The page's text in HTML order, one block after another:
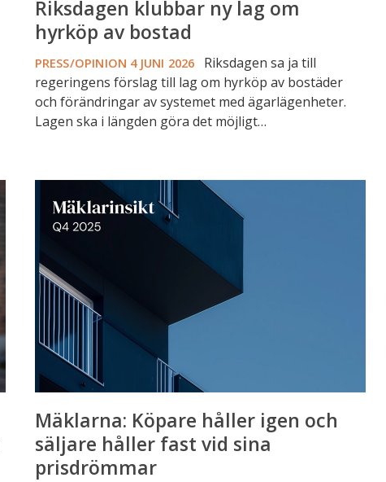
Riksdagen klubbar ny lag om
hyrköp av bostad
PRESS/OPINION 4 JUNI 2026
Riksdagen sa ja till
regeringens förslag till lag om hyrköp av bostäder
och förändringar av systemet med ägarlägenheter.
Lagen ska i längden göra det möjligt…
håller
säljare
håller
vid
prisdrömmar
Mäklarna: Köpare håller igen och
säljare håller fast vid sina
prisdrömmar